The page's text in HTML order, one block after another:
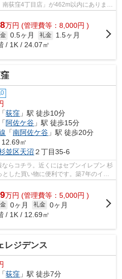
荻窪4丁目店」が462m以内にありま
す...
万円 (管理費等：8,000円 )
0.5ヶ月 礼金
1.5ヶ月
/ 1K / 24.07㎡
「荻窪 」駅 徒歩10分
「 阿佐ケ谷 」駅 徒歩15分
「南阿佐ケ谷 」駅 徒歩20分
㎡
並区天沼 ２丁目35-6
らコチラ。近くにはセブンイレブン 杉
した買い物に便利です。築7年のイチ
万円 (管理費等：5,000円 )
0ヶ月 礼金 0ヶ月
/ 1K / 12.69㎡
レジデンス
「荻窪 」駅 徒歩7分